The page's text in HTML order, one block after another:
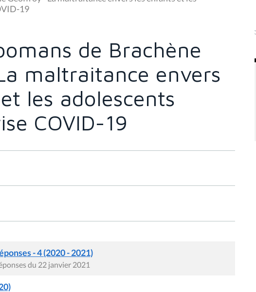
19
de Brachène
maltraitance envers
les adolescents
COVID-19
- 4 (2020 - 2021)
du 22 janvier 2021